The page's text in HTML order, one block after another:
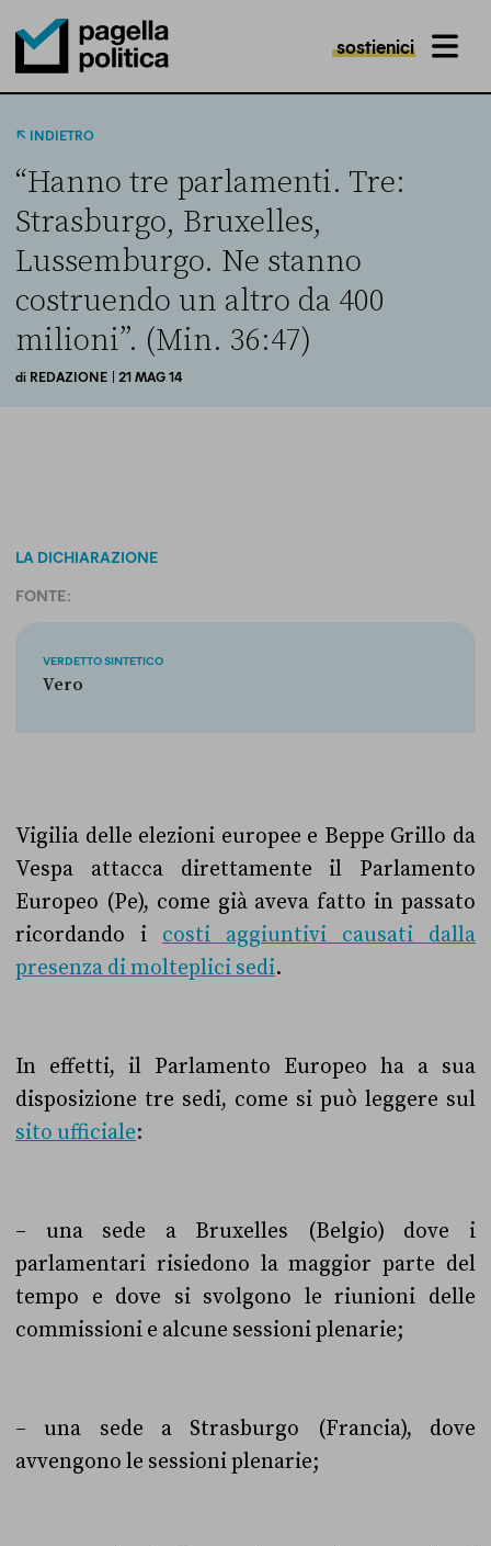
Pagella Politica Logo
sostienici MENU
INDIETRO
“Hanno tre parlamenti. Tre:
Strasburgo, Bruxelles,
Lussemburgo. Ne stanno
costruendo un altro da 400
milioni”. (Min. 36:47)
di REDAZIONE | 21 MAG 14
LA DICHIARAZIONE
FONTE:
VERDETTO SINTETICO
Vero
Vigilia delle elezioni europee e Beppe Grillo da
Vespa attacca direttamente il Parlamento
Europeo (Pe), come già aveva fatto in passato
ricordando i costi aggiuntivi causati dalla
presenza di molteplici sedi.
In effetti, il Parlamento Europeo ha a sua
disposizione tre sedi, come si può leggere sul
sito ufficiale:
– una sede a Bruxelles (Belgio) dove i
parlamentari risiedono la maggior parte del
tempo e dove si svolgono le riunioni delle
commissioni e alcune sessioni plenarie;
– una sede a Strasburgo (Francia), dove
avvengono le sessioni plenarie;